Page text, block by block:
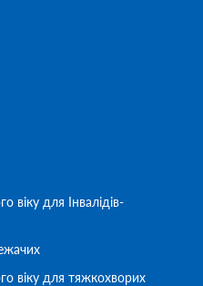
віку для Інвалідів-
віку для тяжкохворих